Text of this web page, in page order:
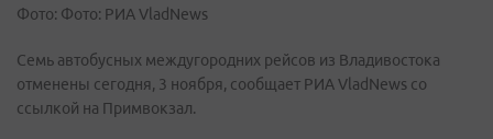
Фото: Фото: РИА VladNews
Семь автобусных междугородних рейсов из Владивостока
отменены сегодня, 3 ноября, сообщает РИА VladNews со
ссылкой на Примвокзал.